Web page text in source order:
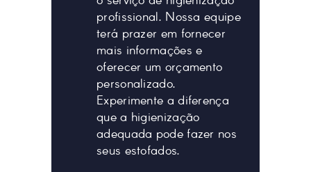
profissional. Nossa equipe
terá prazer em fornecer
mais informações e
oferecer um orçamento
personalizado.
Experimente a diferença
que a higienização
adequada pode fazer nos
seus estofados.